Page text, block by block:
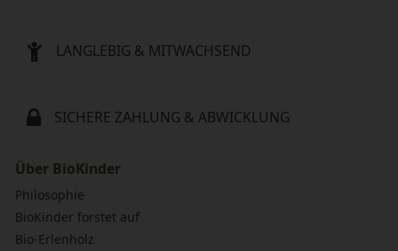
LANGLEBIG & MITWACHSEND
SICHERE ZAHLUNG & ABWICKLUNG
Über BioKinder
Philosophie
BioKinder forstet auf
Bio-Erlenholz